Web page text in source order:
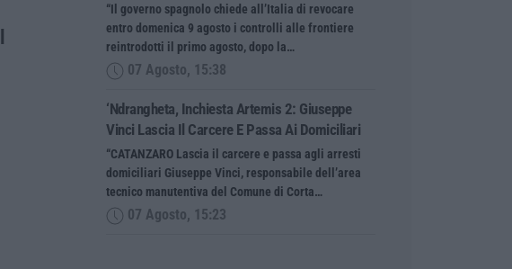
“Il governo spagnolo chiede all’Italia di revocare
entro domenica 9 agosto i controlli alle frontiere
reintrodotti il primo agosto, dopo la…
07 Agosto, 15:38
‘Ndrangheta, Inchiesta Artemis 2: Giuseppe
Vinci Lascia Il Carcere E Passa Ai Domiciliari
“CATANZARO Lascia il carcere e passa agli arresti
domiciliari Giuseppe Vinci, responsabile dell’area
tecnico manutentiva del Comune di Corta…
07 Agosto, 15:23